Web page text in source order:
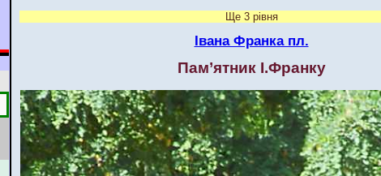
Ще 3 рівня
Івана Франка пл.
Пам’ятник І.Франку